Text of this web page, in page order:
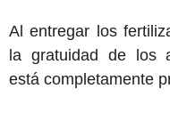
Al entregar los
la gratuidad de los
está completamente